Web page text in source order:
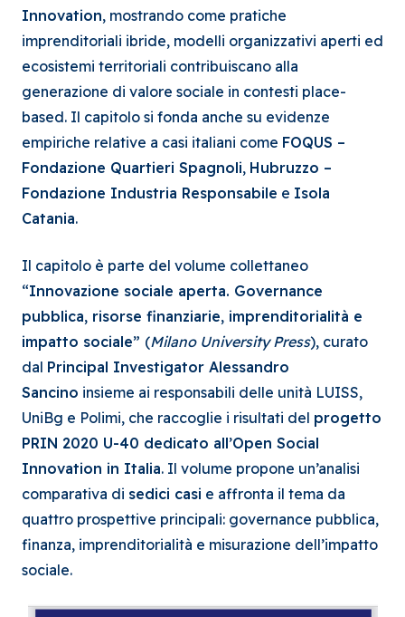
Innovation, mostrando come pratiche
imprenditoriali ibride, modelli organizzativi aperti ed
ecosistemi territoriali contribuiscano alla
generazione di valore sociale in contesti place-
based. Il capitolo si fonda anche su evidenze
empiriche relative a casi italiani come FOQUS –
Fondazione Quartieri Spagnoli, Hubruzzo –
Fondazione Industria Responsabile e Isola
Catania.
Il capitolo è parte del volume collettaneo
“Innovazione sociale aperta. Governance
pubblica, risorse finanziarie, imprenditorialità e
impatto sociale” (Milano University Press), curato
dal Principal Investigator Alessandro
Sancino insieme ai responsabili delle unità LUISS,
UniBg e Polimi, che raccoglie i risultati del progetto
PRIN 2020 U-40 dedicato all’Open Social
Innovation in Italia. Il volume propone un’analisi
comparativa di sedici casi e affronta il tema da
quattro prospettive principali: governance pubblica,
finanza, imprenditorialità e misurazione dell’impatto
sociale.